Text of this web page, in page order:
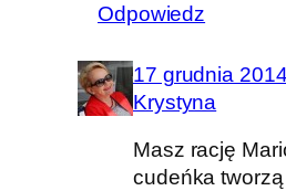
Odpowiedz
17 grudnia 2014
Krystyna
Masz rację
cudeńka tworzą